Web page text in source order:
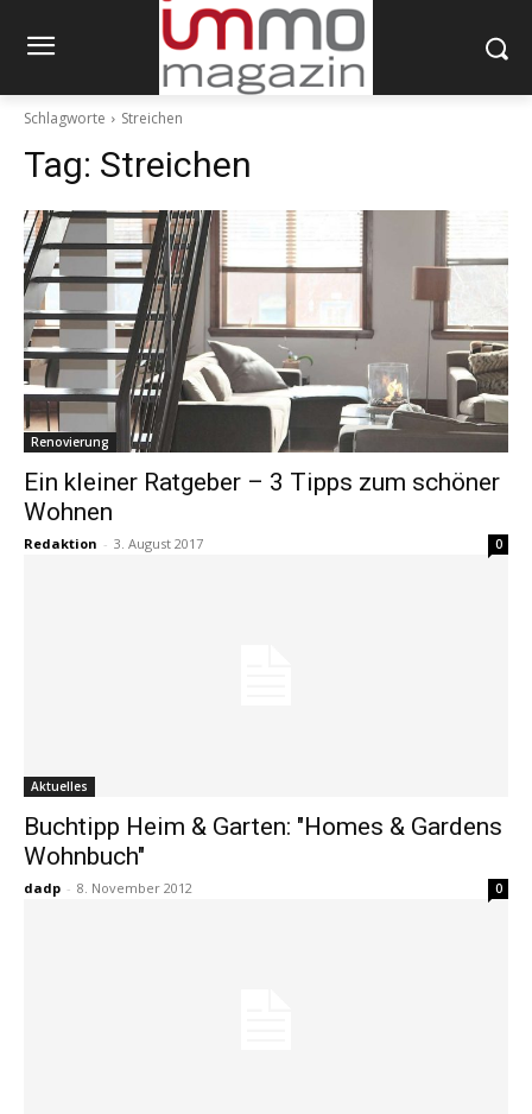
Schlagworte Streichen
Tag: Streichen
Renovierung
Ein kleiner Ratgeber – 3 Tipps zum schöner
Wohnen
Redaktion - 3. August 2017 0
Aktuelles
Buchtipp Heim & Garten: "Homes & Gardens
Wohnbuch"
dadp - 8. November 2012 0